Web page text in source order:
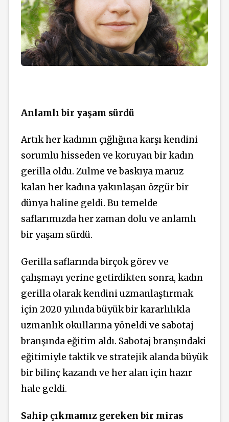
Anlamlı bir yaşam sürdü
Artık her kadının çığlığına karşı kendini
sorumlu hisseden ve koruyan bir kadın
gerilla oldu. Zulme ve baskıya maruz
kalan her kadına yakınlaşan özgür bir
dünya haline geldi. Bu temelde
saflarımızda her zaman dolu ve anlamlı
bir yaşam sürdü.
Gerilla saflarında birçok görev ve
çalışmayı yerine getirdikten sonra, kadın
gerilla olarak kendini uzmanlaştırmak
için 2020 yılında büyük bir kararlılıkla
uzmanlık okullarına yöneldi ve sabotaj
branşında eğitim aldı. Sabotaj branşındaki
eğitimiyle taktik ve stratejik alanda büyük
bir bilinç kazandı ve her alan için hazır
hale geldi.
Sahip çıkmamız gereken bir miras